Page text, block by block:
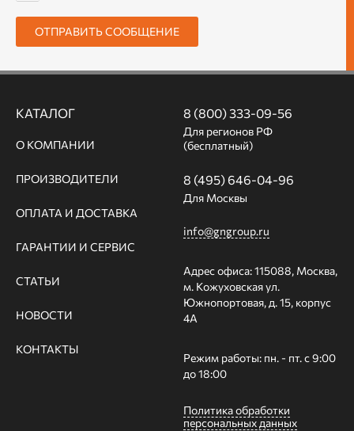
ОТПРАВИТЬ СООБЩЕНИЕ
КАТАЛОГ
О КОМПАНИИ
ПРОИЗВОДИТЕЛИ
ОПЛАТА И ДОСТАВКА
ГАРАНТИИ И СЕРВИС
СТАТЬИ
НОВОСТИ
КОНТАКТЫ
8 (800) 333-09-56
Для регионов РФ
(бесплатный)
8 (495) 646-04-96
Для Москвы
info@gngroup.ru
Адрес офиса: 115088, Москва,
м. Кожуховская ул.
Южнопортовая, д. 15, корпус
4А
Режим работы: пн. - пт. с 9:00
до 18:00
Политика обработки
персональных данных